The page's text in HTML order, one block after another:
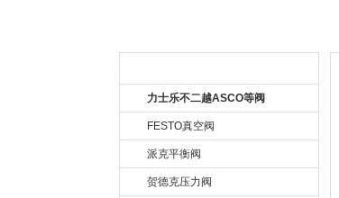
力士乐不二越ASCO等阀
FESTO真空阀
派克平衡阀
贺德克压力阀